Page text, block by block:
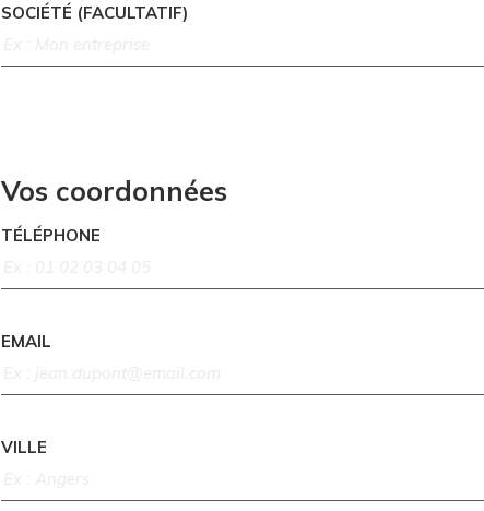
SOCIÉTÉ (FACULTATIF)
Vos coordonnées
TÉLÉPHONE
EMAIL
VILLE